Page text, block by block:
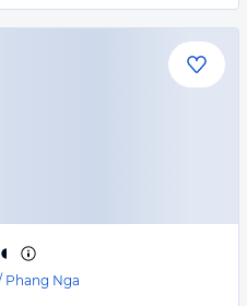
Phang Nga